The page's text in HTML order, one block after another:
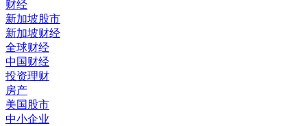
财经
新加坡股市
新加坡财经
全球财经
中国财经
投资理财
房产
美国股市
中小企业